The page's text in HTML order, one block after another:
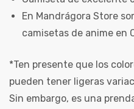
En Mandrágora Store
camisetas de anime en
*Ten presente que los
pueden tener ligeras
Sin embargo, es una